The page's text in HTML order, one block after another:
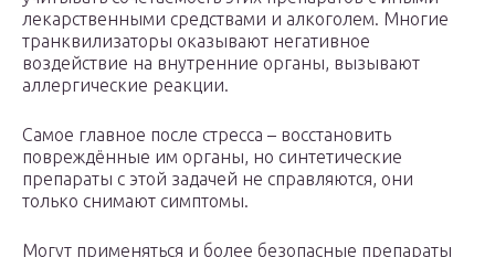
лекарственными средствами и алкоголем. Многие
транквилизаторы оказывают негативное
воздействие на внутренние органы, вызывают
аллергические реакции.
Самое главное после стресса – восстановить
повреждённые им органы, но синтетические
препараты с этой задачей не справляются, они
только снимают симптомы.
Могут применяться и более безопасные препараты